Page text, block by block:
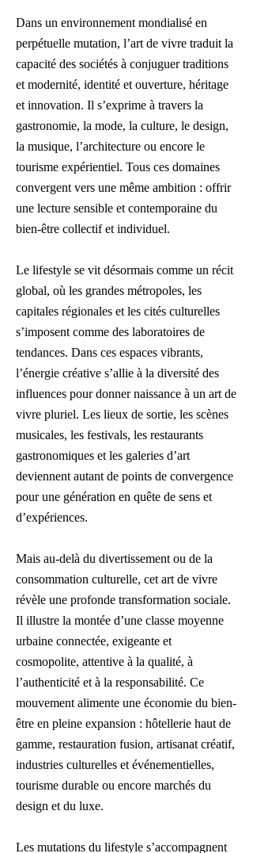
Dans un environnement mondialisé en
perpétuelle mutation, l’art de vivre traduit la
capacité des sociétés à conjuguer traditions
et modernité, identité et ouverture, héritage
et innovation. Il s’exprime à travers la
gastronomie, la mode, la culture, le design,
la musique, l’architecture ou encore le
tourisme expérientiel. Tous ces domaines
convergent vers une même ambition : offrir
une lecture sensible et contemporaine du
bien-être collectif et individuel.
Le lifestyle se vit désormais comme un récit
global, où les grandes métropoles, les
capitales régionales et les cités culturelles
s’imposent comme des laboratoires de
tendances. Dans ces espaces vibrants,
l’énergie créative s’allie à la diversité des
influences pour donner naissance à un art de
vivre pluriel. Les lieux de sortie, les scènes
musicales, les festivals, les restaurants
gastronomiques et les galeries d’art
deviennent autant de points de convergence
pour une génération en quête de sens et
d’expériences.
Mais au-delà du divertissement ou de la
consommation culturelle, cet art de vivre
révèle une profonde transformation sociale.
Il illustre la montée d’une classe moyenne
urbaine connectée, exigeante et
cosmopolite, attentive à la qualité, à
l’authenticité et à la responsabilité. Ce
mouvement alimente une économie du bien-
être en pleine expansion : hôtellerie haut de
gamme, restauration fusion, artisanat créatif,
industries culturelles et événementielles,
tourisme durable ou encore marchés du
design et du luxe.
Les mutations du lifestyle s’accompagnent